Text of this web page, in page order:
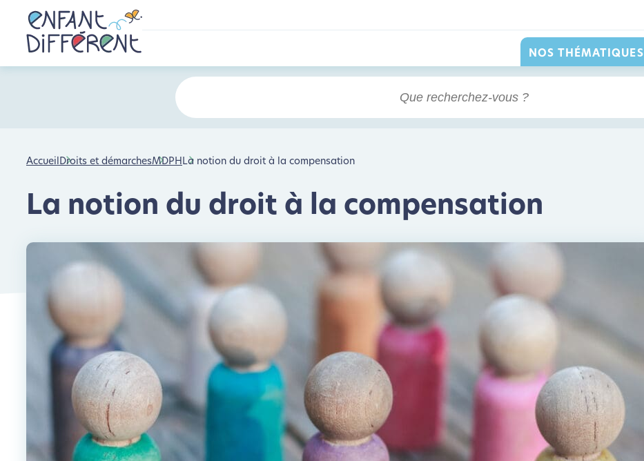
NOS THÉMATIQUES
AccueilDroits et démarchesMDPHLa notion du droit à la compensation
La notion du droit à la compensation